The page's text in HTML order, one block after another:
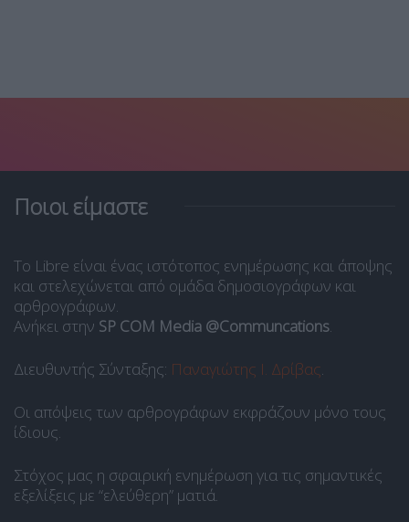
Ποιοι είμαστε
Το Libre είναι ένας ιστότοπος ενημέρωσης και άποψης
και στελεχώνεται από ομάδα δημοσιογράφων και
αρθρογράφων.
Ανήκει στην SP COM Media @Communcations.
Διευθυντής Σύνταξης: Παναγιώτης Ι. Δρίβας.
Οι απόψεις των αρθρογράφων εκφράζουν μόνο τους
ίδιους.
Στόχος μας η σφαιρική ενημέρωση για τις σημαντικές
εξελίξεις με “ελεύθερη” ματιά.